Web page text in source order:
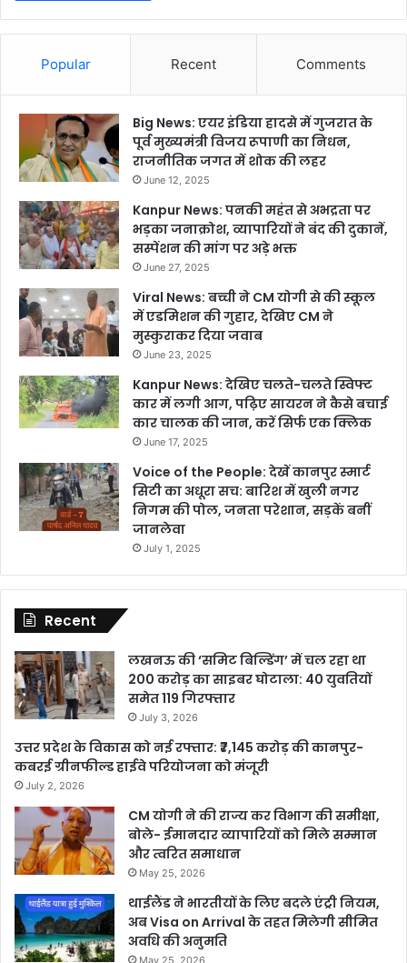
Popular Recent Comments
Big News: एयर इंडिया हादसे में गुजरात के
पूर्व मुख्यमंत्री विजय रूपाणी का निधन,
राजनीतिक जगत में शोक की लहर
June 12, 2025
Kanpur News: पनकी महंत से अभद्रता पर
भड़का जनाक्रोश, व्यापारियों ने बंद की दुकानें,
सस्पेंशन की मांग पर अड़े भक्त
June 27, 2025
Viral News: बच्ची ने CM योगी से की स्कूल
में एडमिशन की गुहार, देखिए CM ने
मुस्कुराकर दिया जवाब
June 23, 2025
Kanpur News: देखिए चलते-चलते स्विफ्ट
कार में लगी आग, पढ़िए सायरन ने कैसे बचाई
कार चालक की जान, करें सिर्फ एक क्लिक
June 17, 2025
Voice of the People: देखें कानपुर स्मार्ट
सिटी का अधूरा सच: बारिश में खुली नगर
निगम की पोल, जनता परेशान, सड़कें बनीं
जानलेवा
July 1, 2025
Recent
लखनऊ की ‘समिट बिल्डिंग’ में चल रहा था
200 करोड़ का साइबर घोटाला: 40 युवतियों
समेत 119 गिरफ्तार
July 3, 2026
उत्तर प्रदेश के विकास को नई रफ्तार: ₹7,145 करोड़ की कानपुर-
कबरई ग्रीनफील्ड हाईवे परियोजना को मंजूरी
July 2, 2026
CM योगी ने की राज्य कर विभाग की समीक्षा,
बोले- ईमानदार व्यापारियों को मिले सम्मान
और त्वरित समाधान
May 25, 2026
थाईलैंड ने भारतीयों के लिए बदले एंट्री नियम,
अब Visa on Arrival के तहत मिलेगी सीमित
अवधि की अनुमति
May 25, 2026